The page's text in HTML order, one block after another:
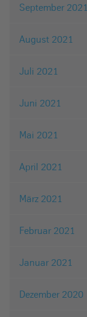
September 2021
August 2021
Juli 2021
Juni 2021
Mai 2021
April 2021
März 2021
Februar 2021
Januar 2021
Dezember 2020